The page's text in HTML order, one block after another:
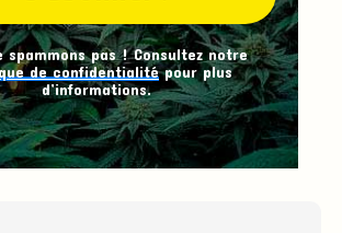
spammons pas ! Consultez notre
de confidentialitépour plus
d’informations.